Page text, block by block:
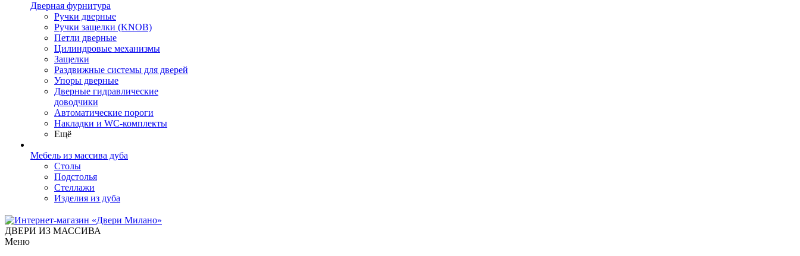
Дверная фурнитура
Ручки дверные
Ручки защелки (KNOB)
Петли дверные
Цилиндровые механизмы
Защелки
Раздвижные системы для дверей
Упоры дверные
Дверные гидравлические
доводчики
Автоматические пороги
Накладки и WC-комплекты
Ещё
Мебель из массива дуба
Столы
Подстолья
Стеллажи
Изделия из дуба
ДВЕРИ ИЗ МАССИВА
Меню